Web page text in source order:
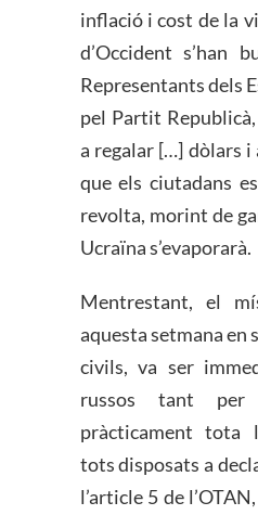
inflació i cost de la
d’Occident s’han
Representants dels
pel Partit
a regalar […] dòlars i
que els ciutadans
revolta, morint de
Ucraïna s’evaporarà.
Mentrestant, el
aquesta setmana en
civils, va ser
russos tant per
pràcticament tota
tots disposats a
l’article 5 de